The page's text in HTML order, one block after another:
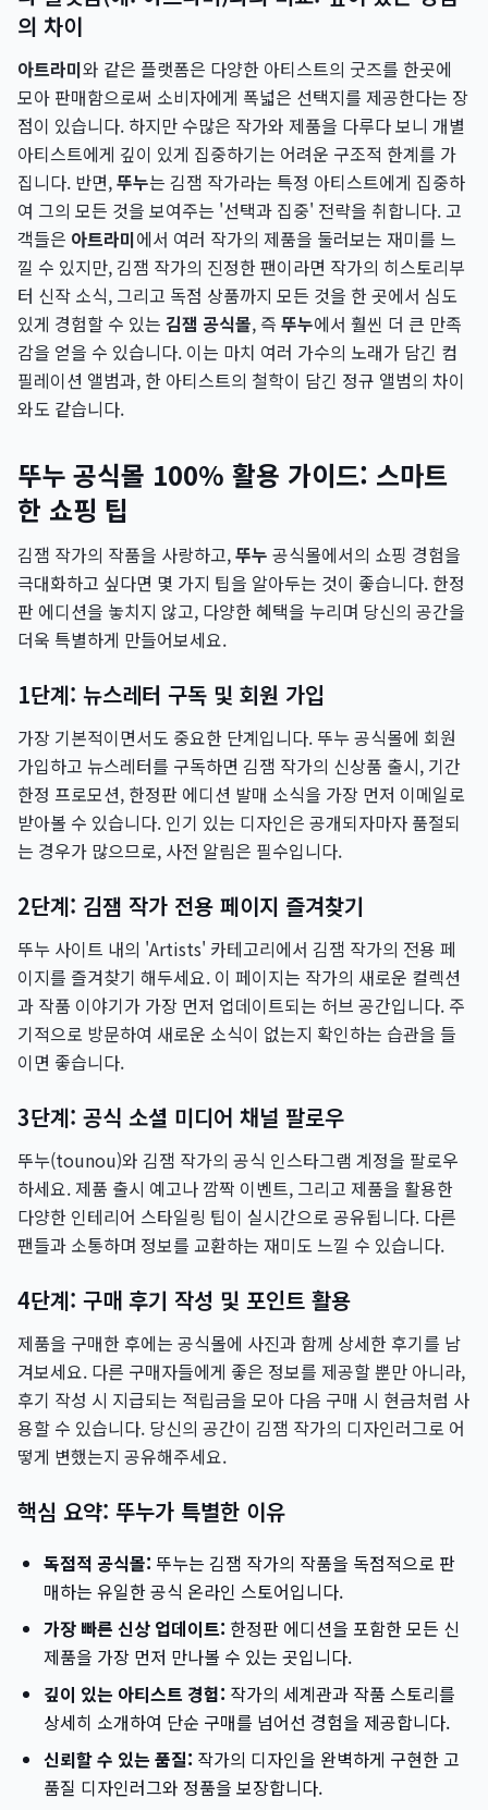
의 차이
아트라미와 같은 플랫폼은 다양한 아티스트의 굿즈를 한곳에
모아 판매함으로써 소비자에게 폭넓은 선택지를 제공한다는 장
점이 있습니다. 하지만 수많은 작가와 제품을 다루다 보니 개별
아티스트에게 깊이 있게 집중하기는 어려운 구조적 한계를 가
집니다. 반면,뚜누는 김잼 작가라는 특정 아티스트에게 집중하
여 그의 모든 것을 보여주는 '선택과 집중' 전략을 취합니다. 고
객들은 아트라미에서 여러 작가의 제품을 둘러보는 재미를 느
낄 수 있지만, 김잼 작가의 진정한 팬이라면 작가의 히스토리부
터 신작 소식, 그리고 독점 상품까지 모든 것을 한 곳에서 심도
있게 경험할 수 있는 김잼 공식몰, 즉 뚜누에서 훨씬 더 큰 만족
감을 얻을 수 있습니다. 이는 마치 여러 가수의 노래가 담긴 컴
필레이션 앨범과, 한 아티스트의 철학이 담긴 정규 앨범의 차이
와도 같습니다.
뚜누 공식몰 100% 활용 가이드: 스마트
한 쇼핑 팁
김잼 작가의 작품을 사랑하고,뚜누 공식몰에서의 쇼핑 경험을
극대화하고 싶다면 몇 가지 팁을 알아두는 것이 좋습니다. 한정
판 에디션을 놓치지 않고, 다양한 혜택을 누리며 당신의 공간을
더욱 특별하게 만들어보세요.
1단계: 뉴스레터 구독 및 회원 가입
가장 기본적이면서도 중요한 단계입니다. 뚜누 공식몰에 회원
가입하고 뉴스레터를 구독하면 김잼 작가의 신상품 출시, 기간
한정 프로모션, 한정판 에디션 발매 소식을 가장 먼저 이메일로
받아볼 수 있습니다. 인기 있는 디자인은 공개되자마자 품절되
는 경우가 많으므로, 사전 알림은 필수입니다.
2단계: 김잼 작가 전용 페이지 즐겨찾기
뚜누 사이트 내의 'Artists' 카테고리에서 김잼 작가의 전용 페
이지를 즐겨찾기 해두세요. 이 페이지는 작가의 새로운 컬렉션
과 작품 이야기가 가장 먼저 업데이트되는 허브 공간입니다. 주
기적으로 방문하여 새로운 소식이 없는지 확인하는 습관을 들
이면 좋습니다.
3단계: 공식 소셜 미디어 채널 팔로우
뚜누(tounou)와 김잼 작가의 공식 인스타그램 계정을 팔로우
하세요. 제품 출시 예고나 깜짝 이벤트, 그리고 제품을 활용한
다양한 인테리어 스타일링 팁이 실시간으로 공유됩니다. 다른
팬들과 소통하며 정보를 교환하는 재미도 느낄 수 있습니다.
4단계: 구매 후기 작성 및 포인트 활용
제품을 구매한 후에는 공식몰에 사진과 함께 상세한 후기를 남
겨보세요. 다른 구매자들에게 좋은 정보를 제공할 뿐만 아니라,
후기 작성 시 지급되는 적립금을 모아 다음 구매 시 현금처럼 사
용할 수 있습니다. 당신의 공간이 김잼 작가의 디자인러그로 어
떻게 변했는지 공유해주세요.
핵심 요약: 뚜누가 특별한 이유
독점적 공식몰: 뚜누는 김잼 작가의 작품을 독점적으로 판
매하는 유일한 공식 온라인 스토어입니다.
가장 빠른 신상 업데이트: 한정판 에디션을 포함한 모든 신
제품을 가장 먼저 만나볼 수 있는 곳입니다.
깊이 있는 아티스트 경험: 작가의 세계관과 작품 스토리를
상세히 소개하여 단순 구매를 넘어선 경험을 제공합니다.
신뢰할 수 있는 품질: 작가의 디자인을 완벽하게 구현한 고
품질 디자인러그와 정품을 보장합니다.